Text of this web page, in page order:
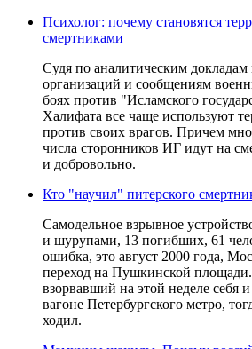
Психолог: почему становятся
смертниками
Судя по аналитическим
организаций и сообщениям
боях против "Исламского
Халифата все чаще используют
против своих врагов. Причем
числа сторонников ИГ идут на
и добровольно.
Кто "научил" питерского
Самодельное взрывное
и шурупами, 13 погибших, 61
ошибка, это август 2000 года,
переход на Пушкинской площади.
взорвавший на этой неделе себя
вагоне Петербургского метро,
ходил.